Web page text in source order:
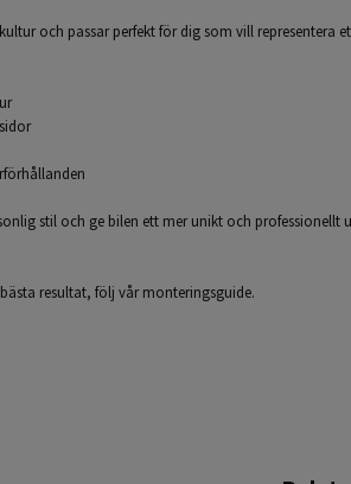
och passar perfekt för dig som vill
stil och ge bilen ett mer unikt och
resultat, följ vår monteringsguide.